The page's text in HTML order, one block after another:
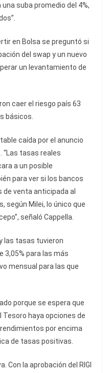
suba promedio del 4%,
en Bolsa se preguntó si
del swap y un nuevo
un levantamiento de
caer el riesgo país 63
básicos.
caída por el anuncio
“Las tasas reales
a un posible
para ver si los bancos
de venta anticipada al
según Milei, lo único que
señaló Cappella.
las tasas tuvieron
3,05% para las más
mensual para las que
porque se espera que
haya opciones de
por encima
de tasas positivas.
Con la aprobación del RIGI